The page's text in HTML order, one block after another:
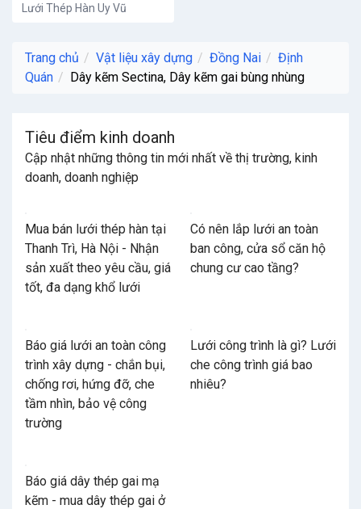
Lưới Thép Hàn Uy Vũ
Trang chủ Vật liệu xây dựng Đồng Nai
Định
Quán
Dây kẽm Sectina, Dây kẽm gai bùng nhùng
Tiêu điểm kinh doanh
Cập nhật những thông tin mới nhất về thị trường, kinh
doanh, doanh nghiệp
Mua bán lưới thép hàn tại
Thanh Trì, Hà Nội - Nhận
sản xuất theo yêu cầu, giá
tốt, đa dạng khổ lưới
Có nên lắp lưới an toàn
ban công, cửa sổ căn hộ
chung cư cao tầng?
Báo giá lưới an toàn công
trình xây dựng - chắn bụi,
chống rơi, hứng đỡ, che
tầm nhìn, bảo vệ công
trường
Lưới công trình là gì? Lưới
che công trình giá bao
nhiêu?
Báo giá dây thép gai mạ
kẽm - mua dây thép gai ở